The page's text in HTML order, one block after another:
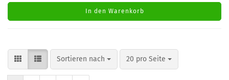
In den Warenkorb
Sortieren nach
Sortieren nach 20 pro Seite
pro Seite